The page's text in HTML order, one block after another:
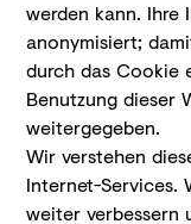
werden kann. Ihre
anonymisiert;
durch das Cookie
Benutzung dieser
weitergegeben.
Wir verstehen
Internet-Services.
weiter verbessern